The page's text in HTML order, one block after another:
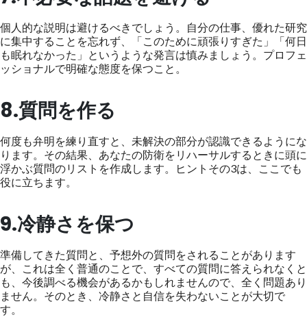
個人的な説明は避けるべきでしょう。自分の仕事、優れた研究
に集中することを忘れず、「このために頑張りすぎた」「何日
も眠れなかった」というような発言は慎みましょう。プロフェ
ッショナルで明確な態度を保つこと。
8.質問を作る
何度も弁明を練り直すと、未解決の部分が認識できるようにな
ります。その結果、あなたの防衛をリハーサルするときに頭に
浮かぶ質問のリストを作成します。ヒントその3は、ここでも
役に立ちます。
9.冷静さを保つ
準備してきた質問と、予想外の質問をされることがあります
が、これは全く普通のことで、すべての質問に答えられなくと
も、今後調べる機会があるかもしれませんので、全く問題あり
ません。そのとき、冷静さと自信を失わないことが大切で
す。